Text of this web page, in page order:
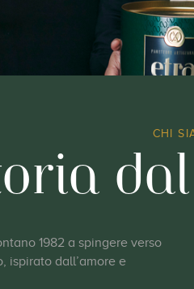
CHI
1982 a spingere verso
ispirato dall’amore e